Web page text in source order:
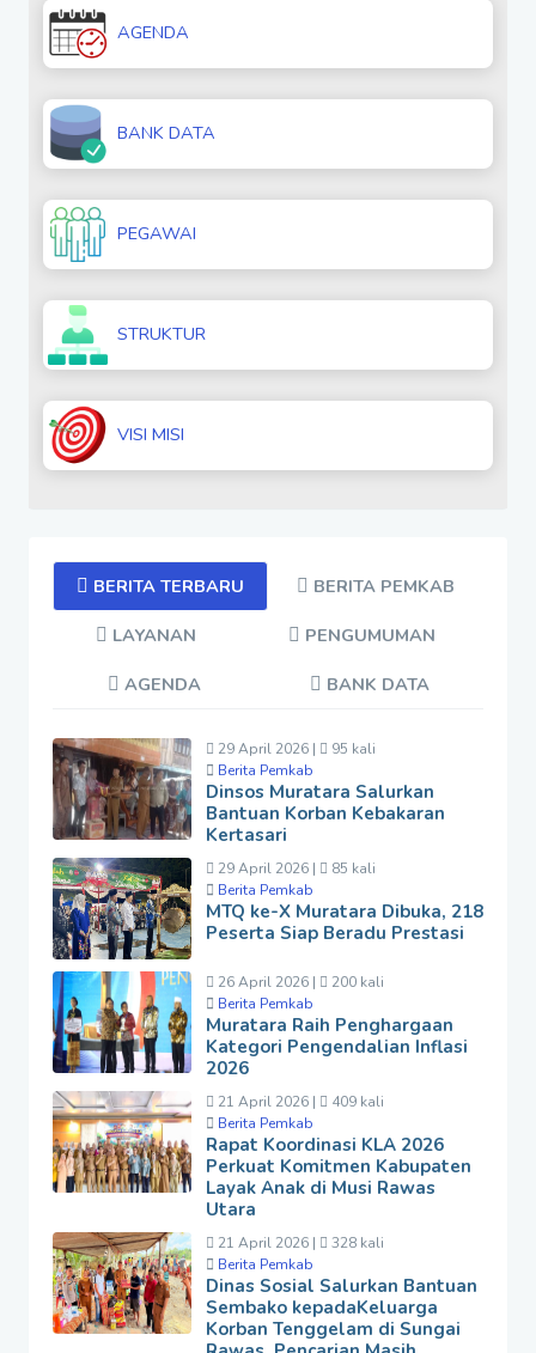
AGENDA
BANK DATA
PEGAWAI
STRUKTUR
VISI MISI
BERITA TERBARU BERITA PEMKAB
LAYANAN PENGUMUMAN
AGENDA BANK DATA
29 April 2026 |
95 kali
Berita Pemkab
Dinsos Muratara Salurkan
Bantuan Korban Kebakaran
Kertasari
29 April 2026 |
85 kali
Berita Pemkab
MTQ ke-X Muratara Dibuka, 218
Peserta Siap Beradu Prestasi
26 April 2026 |
200 kali
Berita Pemkab
Muratara Raih Penghargaan
Kategori Pengendalian Inflasi
2026
21 April 2026 |
409 kali
Berita Pemkab
Rapat Koordinasi KLA 2026
Perkuat Komitmen Kabupaten
Layak Anak di Musi Rawas
Utara
21 April 2026 |
328 kali
Berita Pemkab
Dinas Sosial Salurkan Bantuan
Sembako kepadaKeluarga
Korban Tenggelam di Sungai